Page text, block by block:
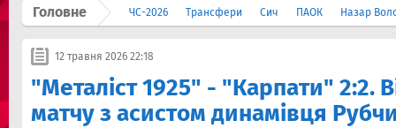
Головне ЧС-2026 Трансфери Сич ПАОК Назар
12 травня 2026 22:18
"Металіст 1925" - "Карпати" 2:2.
матчу з асистом динамівця